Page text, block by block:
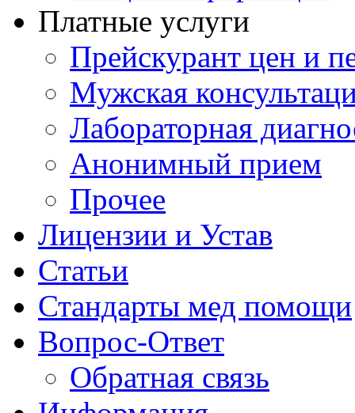
Платные услуги
Прейскурант цен и
Мужская
Лабораторная
Анонимный прием
Прочее
Лицензии и Устав
Статьи
Стандарты мед помощи
Вопрос-Ответ
Обратная связь